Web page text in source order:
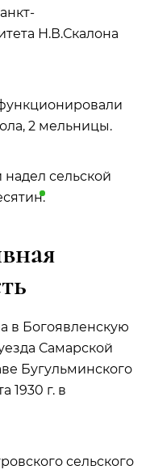
Н.В.Скалона
2 мельницы.
сельской
.
в Богоявленскую
Самарской
Бугульминского
1930 г. в
сельского